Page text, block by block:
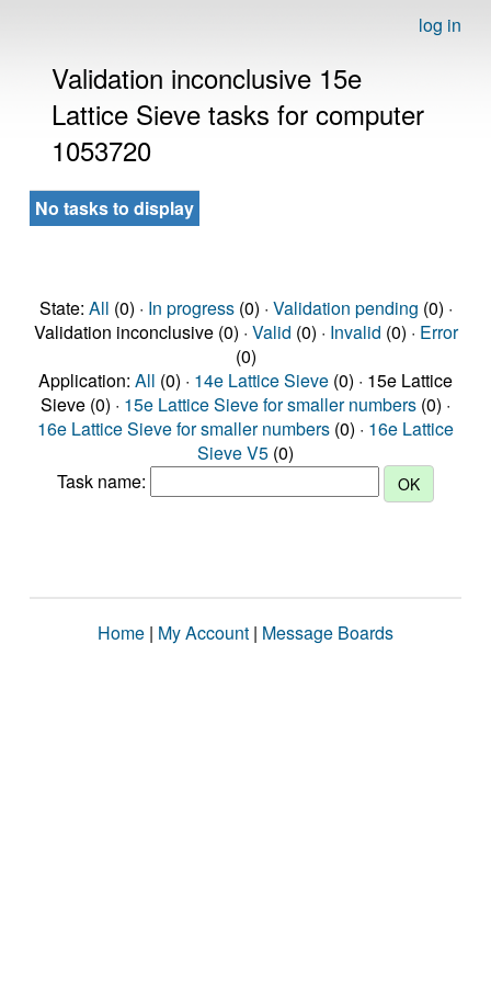
log in
Validation inconclusive 15e
Lattice Sieve tasks for computer
1053720
No tasks to display
State: All (0) · In progress(0) · Validation pending (0) ·
Validation inconclusive (0) · Valid (0) · Invalid (0) · Error
(0)
Application: All (0) · 14e Lattice Sieve (0) · 15e Lattice
Sieve (0) · 15e Lattice Sieve for smaller numbers (0) ·
16e Lattice Sieve for smaller numbers (0) · 16e Lattice
Sieve V5 (0)
Task name:
Home | My Account | Message Boards